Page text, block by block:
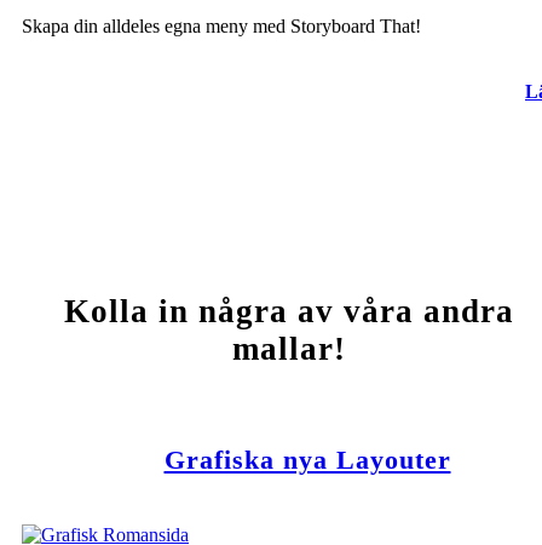
Skapa din alldeles egna meny med Storyboard That!
Kolla in några av våra andra
mallar!
Grafiska nya Layouter